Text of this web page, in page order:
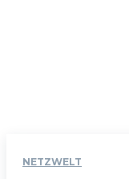
NETZWELT